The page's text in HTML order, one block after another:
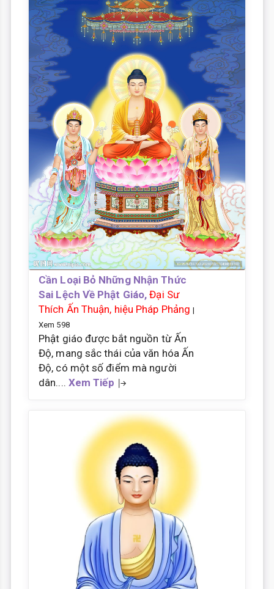
Cần Loại Bỏ Những Nhận Thức
Sai Lệch Về Phật Giáo,Đại Sư
Thích Ấn Thuận, hiệu Pháp Phảng |
Xem 598
Phật giáo được bắt nguồn từ Ấn
Độ, mang sắc thái của văn hóa Ấn
Độ, có một số điểm mà người
dân.... Xem Tiếp